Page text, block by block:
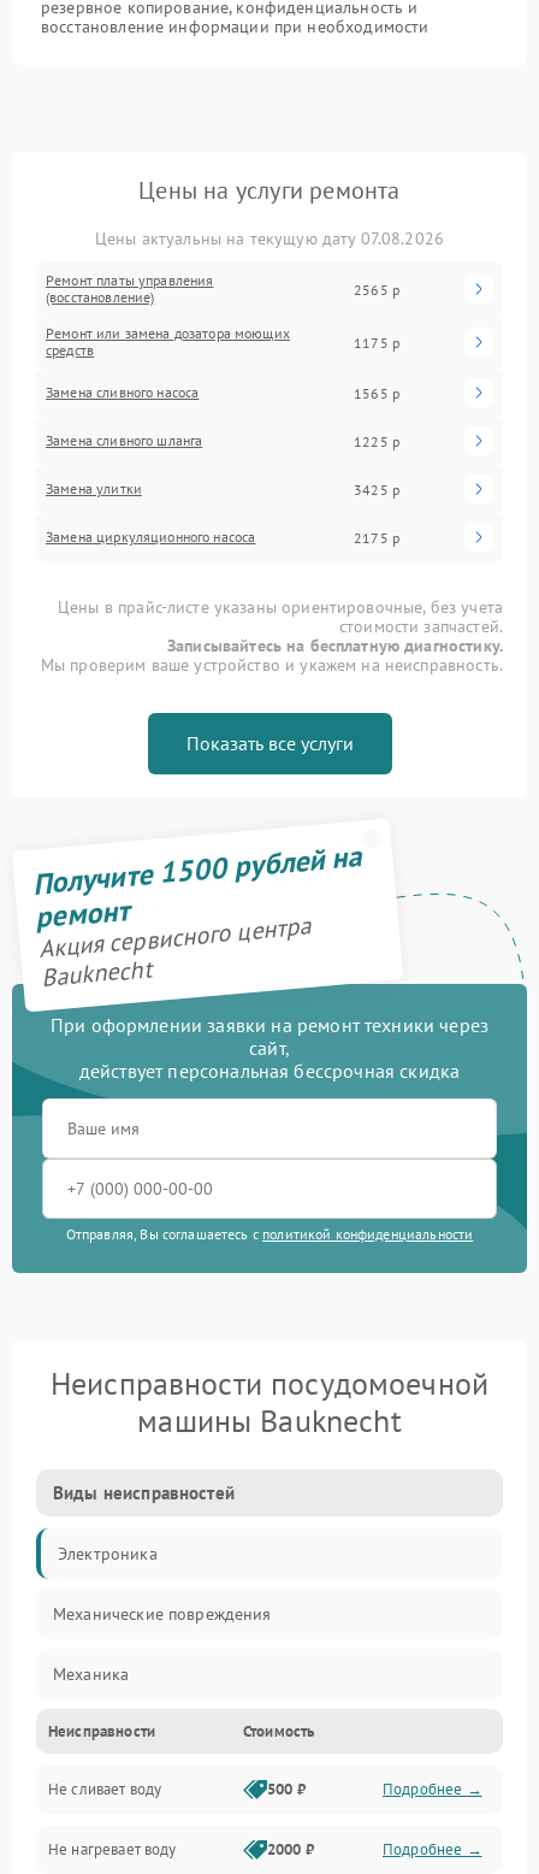
резервное копирование, конфиденциальность и
восстановление информации при необходимости
Цены на услуги ремонта
Цены актуальны на текущую дату 07.08.2026
Ремонт платы управления
(восстановление)
2565 р
Ремонт или замена дозатора моющих
средств
1175 р
Замена сливного насоса 1565 р
Замена сливного шланга 1225 р
Замена улитки 3425 р
Замена циркуляционного насоса 2175 р
Цены в прайс-листе указаны ориентировочные, без учета
стоимости запчастей.
Записывайтесь на бесплатную диагностику.
Мы проверим ваше устройство и укажем на неисправность.
Показать все услуги
Получите 1500 рублей на
ремонт
Акция сервисного центра
Bauknecht
При оформлении заявки на ремонт техники через
сайт,
действует персональная бессрочная скидка
Отправляя, Вы соглашаетесь с политикой конфиденциальности
Неисправности посудомоечной
машины Bauknecht
Виды неисправностей
Электроника
Механические повреждения
Механика
Управление
Электропитание
Датчики
Неисправности Стоимость
Не сливает воду 500 ₽ Подробнее →
Не нагревает воду 2000 ₽ Подробнее →